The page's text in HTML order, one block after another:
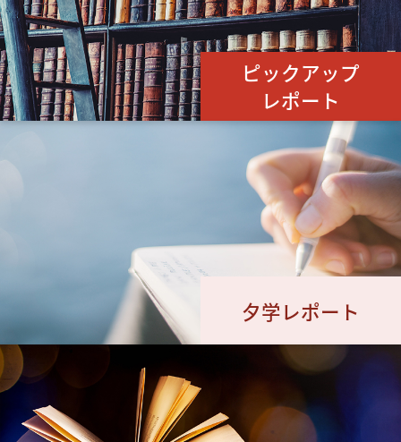
ピックアップ
レポート
夕学レポート